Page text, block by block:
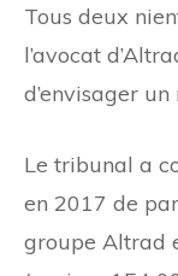
Tous deux
l’avocat
d’envisager un
Le tribunal a
en 2017 de
groupe Altrad